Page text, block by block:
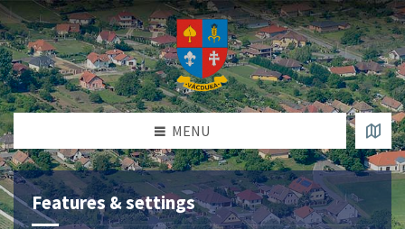
MENU
Features & settings